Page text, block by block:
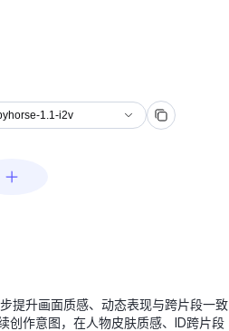
1.1-i2v
提升画面质感、动态表现与跨片段一致
创作意图，在人物皮肤质感、ID跨片段